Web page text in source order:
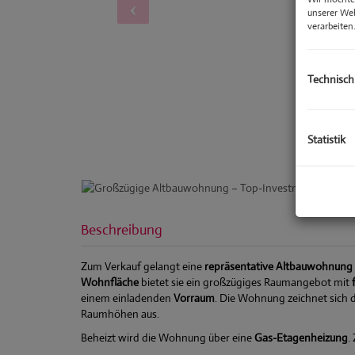
Beschreibung
Zum Verkauf gelangt eine repräsentative Altbauwohnung
Wohnfläche bietet sie ein großzügiges Raumangebot mit
einem einladenden Vorraum. Die Wohnung zeichnet sich
Raumhöhen aus.
Beheizt wird die Wohnung über eineGas-Etagenheizung.
unserer
Statistik